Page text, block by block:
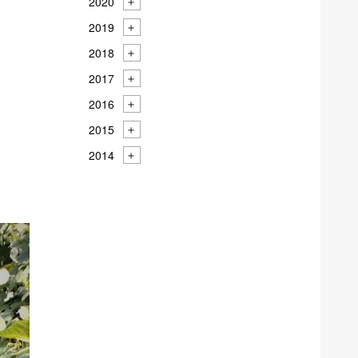
2019
2018
2017
2016
2015
2014